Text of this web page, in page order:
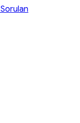
Sorulan